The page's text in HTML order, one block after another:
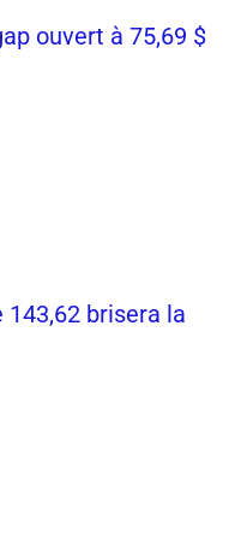
ouvert à 75,69 $
143,62 brisera la